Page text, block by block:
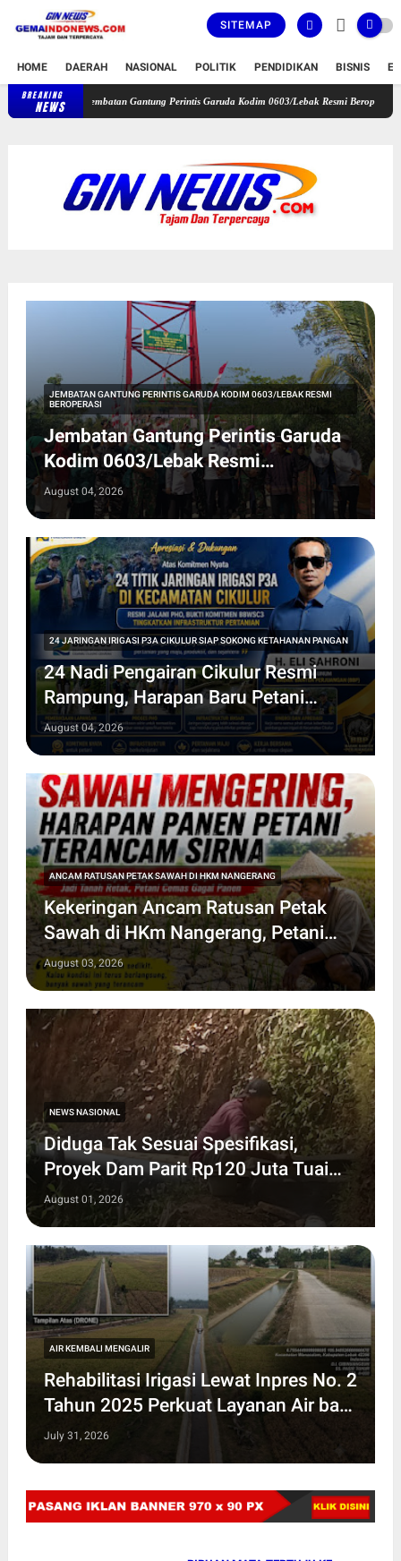
SITEMAP
HOME DAERAH NASIONAL POLITIK PENDIDIKAN BISNIS
BREAKING
NEWS
Gantung Perintis Garuda Kodim 0603/Lebak Resmi Beroperasi, Permudah Akses
JEMBATAN GANTUNG PERINTIS GARUDA KODIM 0603/LEBAK RESMI
BEROPERASI
Jembatan Gantung Perintis Garuda
Kodim 0603/Lebak Resmi
Beroperasi, Permudah Akses Warga
Desa Wanasalam
August 04, 2026
24 JARINGAN IRIGASI P3A CIKULUR SIAP SOKONG KETAHANAN PANGAN
24 Nadi Pengairan Cikulur Resmi
Rampung, Harapan Baru Petani
Mengalir dari Irigasi yang Kembali
Hidup
August 04, 2026
ANCAM RATUSAN PETAK SAWAH DI HKM NANGERANG
Kekeringan Ancam Ratusan Petak
Sawah di HKm Nangerang, Petani
Minta Penanganan Cepat
August 03, 2026
NEWS NASIONAL
Diduga Tak Sesuai Spesifikasi,
Proyek Dam Parit Rp120 Juta Tuai
Sorotan Publik
August 01, 2026
AIR KEMBALI MENGALIR
Rehabilitasi Irigasi Lewat Inpres No. 2
Tahun 2025 Perkuat Layanan Air bagi
4.845 Hektare Sawah di Lebak, Saat
July 31, 2026